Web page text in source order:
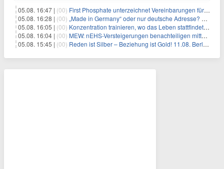
05.08. 16:47 | (00) First Phosphate unterzeichnet Vereinbarungen für nicht zu refundierende Zuwendungen in Höhe von 4,84 Mio. $ von der kanadischen Regierung für Straßeninfrastruktur und Stromübertragungsleitungen
05.08. 16:28 | (00) „Made in Germany“ oder nur deutsche Adresse? So erkennen Sie, wo Ihre Leiterplatten wirklich gefertigt werden
05.08. 16:05 | (00) Konzentration trainieren, wo das Leben stattfindet: Mobile EEG-Technologie bringt Neurofeedback in den Alltag
05.08. 16:04 | (00) MEW: nEHS-Versteigerungen benachteiligen mittelständische Unternehmen
05.08. 15:45 | (00) Reden ist Silber – Beziehung ist Gold! 11.08. Berlin – 18:30 Uhr